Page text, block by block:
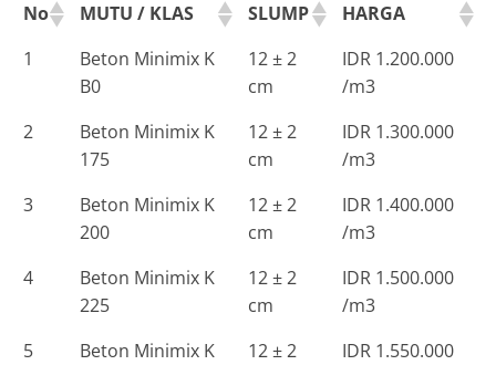
No MUTU / KLAS SLUMP
HARGA
1
Beton Minimix K
B0
12 ± 2
cm
IDR 1.200.000
/m3
2
Beton Minimix K
175
12 ± 2
cm
IDR 1.300.000
/m3
3
Beton Minimix K
200
12 ± 2
cm
IDR 1.400.000
/m3
4
Beton Minimix K
225
12 ± 2
cm
IDR 1.500.000
/m3
5
Beton Minimix K
12 ± 2
IDR 1.550.000